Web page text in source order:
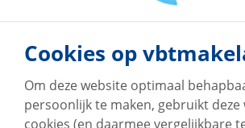
helmond@vbtmakelaars.nl
Naar vestiging
Cookies op
Om deze website optimaal
persoonlijk te maken, gebruikt deze
cookies (en daarmee vergelijkbare